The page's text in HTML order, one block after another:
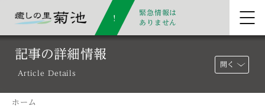
緊急情報は
ありません
記事の詳細情報
Article Details
開く
ホーム